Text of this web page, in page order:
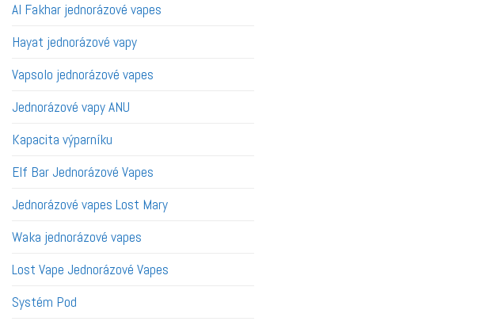
Al Fakhar jednorázové vapes
Hayat jednorázové vapy
Vapsolo jednorázové vapes
Jednorázové vapy ANU
Kapacita výparníku
Elf Bar Jednorázové Vapes
Jednorázové vapes Lost Mary
Waka jednorázové vapes
Lost Vape Jednorázové Vapes
Systém Pod